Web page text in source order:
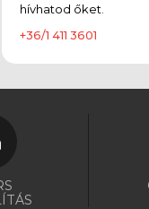
hívhatod őket.
+36/1 411 3601